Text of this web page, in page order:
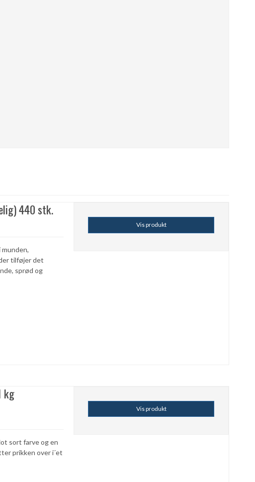
440 stk.
tilføjer det
sprød og
Vis produkt
kg
sort farve og en
prikken over i´et
Vis produkt